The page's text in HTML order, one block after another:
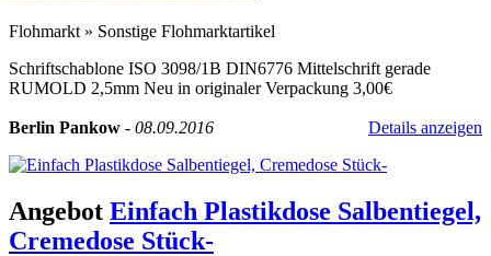
Flohmarkt » Sonstige Flohmarktartikel
Schriftschablone ISO 3098/1B DIN6776 Mittelschrift gerade
RUMOLD 2,5mm Neu in originaler Verpackung 3,00€
Berlin Pankow - 08.09.2016 Details anzeigen
Angebot Einfach Plastikdose Salbentiegel,
Cremedose Stück-